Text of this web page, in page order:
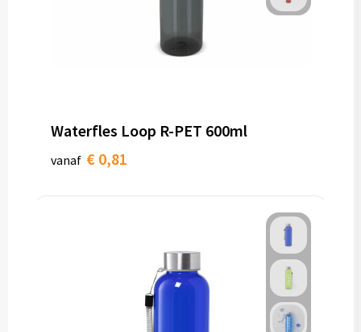
Waterfles Loop R-PET 600ml
vanaf € 0,81